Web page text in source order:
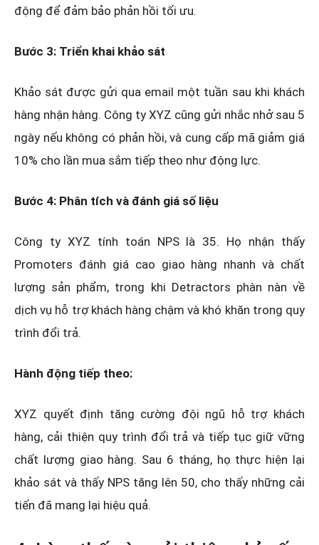
động để đảm bảo phản hồi tối ưu.
Bước 3: Triển khai khảo sát
Khảo sát được gửi qua email một tuần sau khi khách
hàng nhận hàng. Công ty XYZ cũng gửi nhắc nhở sau 5
ngày nếu không có phản hồi, và cung cấp mã giảm giá
10% cho lần mua sắm tiếp theo như động lực.
Bước 4: Phân tích và đánh giá số liệu
Công ty XYZ tính toán NPS là 35. Họ nhận thấy
Promoters đánh giá cao giao hàng nhanh và chất
lượng sản phẩm, trong khi Detractors phàn nàn về
dịch vụ hỗ trợ khách hàng chậm và khó khăn trong quy
trình đổi trả.
Hành động tiếp theo:
XYZ quyết định tăng cường đội ngũ hỗ trợ khách
hàng, cải thiện quy trình đổi trả và tiếp tục giữ vững
chất lượng giao hàng. Sau 6 tháng, họ thực hiện lại
khảo sát và thấy NPS tăng lên 50, cho thấy những cải
tiến đã mang lại hiệu quả.